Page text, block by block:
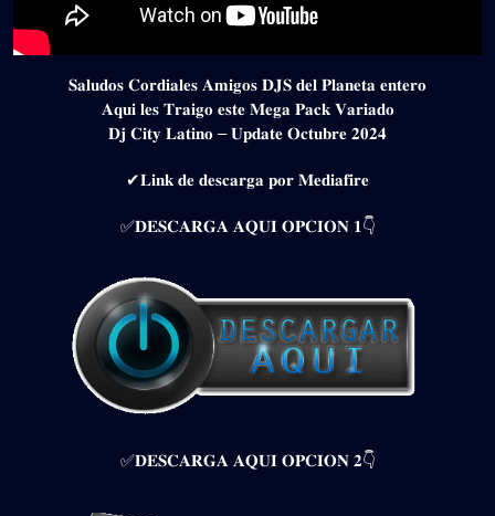
𝐒𝐚𝐥𝐮𝐝𝐨𝐬 𝐂𝐨𝐫𝐝𝐢𝐚𝐥𝐞𝐬 𝐀𝐦𝐢𝐠𝐨𝐬 𝐃𝐉𝐒 𝐝𝐞𝐥 𝐏𝐥𝐚𝐧𝐞𝐭𝐚 𝐞𝐧𝐭𝐞𝐫𝐨
𝐀𝐪𝐮𝐢 𝐥𝐞𝐬 𝐓𝐫𝐚𝐢𝐠𝐨 𝐞𝐬𝐭𝐞 𝐌𝐞𝐠𝐚 𝐏𝐚𝐜𝐤 𝐕𝐚𝐫𝐢𝐚𝐝𝐨
𝐃𝐣 𝐂𝐢𝐭𝐲 𝐋𝐚𝐭𝐢𝐧𝐨 – 𝐔𝐩𝐝𝐚𝐭𝐞 𝐎𝐜𝐭𝐮𝐛𝐫𝐞 𝟐𝟎𝟐𝟒
✔𝐋𝐢𝐧𝐤 𝐝𝐞 𝐝𝐞𝐬𝐜𝐚𝐫𝐠𝐚 𝐩𝐨𝐫 𝐌𝐞𝐝𝐢𝐚𝐟𝐢𝐫𝐞
✅𝐃𝐄𝐒𝐂𝐀𝐑𝐆𝐀 𝐀𝐐𝐔𝐈 𝐎𝐏𝐂𝐈𝐎𝐍 𝟏👇
✅𝐃𝐄𝐒𝐂𝐀𝐑𝐆𝐀 𝐀𝐐𝐔𝐈 𝐎𝐏𝐂𝐈𝐎𝐍 𝟐👇